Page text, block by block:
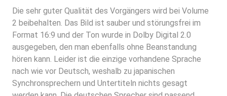
Die sehr guter Qualität des Vorgängers wird bei Volume
2 beibehalten. Das Bild ist sauber und störungsfrei im
Format 16:9 und der Ton wurde in Dolby Digital 2.0
ausgegeben, den man ebenfalls ohne Beanstandung
hören kann. Leider ist die einzige vorhandene Sprache
nach wie vor Deutsch, weshalb zu japanischen
Synchronsprechern und Untertiteln nichts gesagt